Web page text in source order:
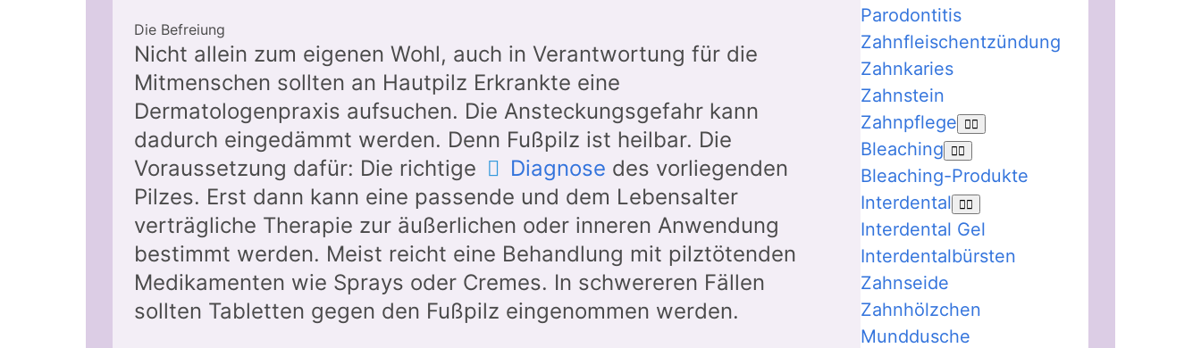
Die Befreiung
Nicht allein zum eigenen Wohl, auch in Verantwortung für die
Mitmenschen sollten an Hautpilz Erkrankte eine
Dermatologenpraxis aufsuchen. Die Ansteckungsgefahr kann
dadurch eingedämmt werden. Denn Fußpilz ist heilbar. Die
Voraussetzung dafür: Die richtige
Diagnose des vorliegenden
Pilzes. Erst dann kann eine passende und dem Lebensalter
verträgliche Therapie zur äußerlichen oder inneren Anwendung
bestimmt werden. Meist reicht eine Behandlung mit pilztötenden
Medikamenten wie Sprays oder Cremes. In schwereren Fällen
sollten Tabletten gegen den Fußpilz eingenommen werden.
Parodontitis
Zahnfleischentzündung
Zahnkaries
Zahnstein
Zahnpflege
Bleaching
Bleaching-Produkte
Interdental
Interdental Gel
Interdentalbürsten
Zahnseide
Zahnhölzchen
Munddusche